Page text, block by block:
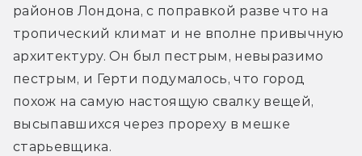
районов Лондона, с поправкой разве что на
тропический климат и не вполне привычную
архитектуру. Он был пестрым, невыразимо
пестрым, и Герти подумалось, что город
похож на самую настоящую свалку вещей,
высыпавшихся через прореху в мешке
старьевщика.